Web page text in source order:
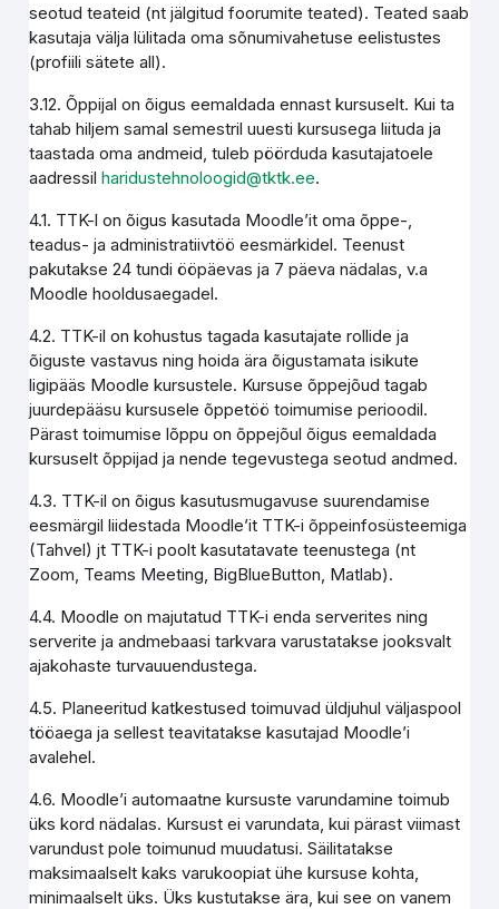
seotud teateid (nt jälgitud foorumite teated). Teated saab
kasutaja välja lülitada oma sõnumivahetuse eelistustes
(profiili sätete all).
3.12. Õppijal on õigus eemaldada ennast kursuselt. Kui ta
tahab hiljem samal semestril uuesti kursusega liituda ja
taastada oma andmeid, tuleb pöörduda kasutajatoele
aadressilharidustehnoloogid@tktk.ee.
4.1. TTK-l on õigus kasutada Moodle’it oma õppe-,
teadus- ja administratiivtöö eesmärkidel. Teenust
pakutakse 24 tundi ööpäevas ja 7 päeva nädalas, v.a
Moodle hooldusaegadel.
4.2. TTK-il on kohustus tagada kasutajate rollide ja
õiguste vastavus ning hoida ära õigustamata isikute
ligipääs Moodle kursustele. Kursuse õppejõud tagab
juurdepääsu kursusele õppetöö toimumise perioodil.
Pärast toimumise lõppu on õppejõul õigus eemaldada
kursuselt õppijad ja nende tegevustega seotud andmed.
4.3. TTK-il on õigus kasutusmugavuse suurendamise
eesmärgil liidestada Moodle’it TTK-i õppeinfosüsteemiga
(Tahvel) jt TTK-i poolt kasutatavate teenustega (nt
Zoom, Teams Meeting, BigBlueButton, Matlab).
4.4. Moodle on majutatud TTK-i enda serverites ning
serverite ja andmebaasi tarkvara varustatakse jooksvalt
ajakohaste turvauuendustega.
4.5. Planeeritud katkestused toimuvad üldjuhul väljaspool
tööaega ja sellest teavitatakse kasutajad Moodle’i
avalehel.
4.6. Moodle’i automaatne kursuste varundamine toimub
üks kord nädalas. Kursust ei varundata, kui pärast viimast
varundust pole toimunud muudatusi. Säilitatakse
maksimaalselt kaks varukoopiat ühe kursuse kohta,
minimaalselt üks. Üks kustutakse ära, kui see on vanem